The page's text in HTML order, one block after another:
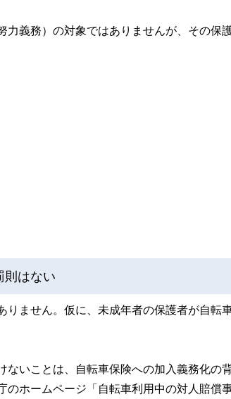
力義務）の対象ではありませんが、その保
則はない
りません。仮に、未成年者の保護者が自転
ないことは、自転車保険への加入義務化の
のホームページ「自転車利用中の対人賠償